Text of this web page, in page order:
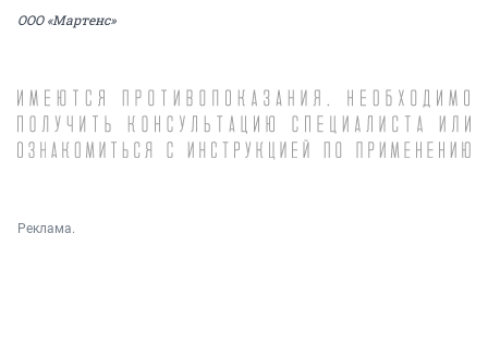
ООО«Мартенс»
Реклама.